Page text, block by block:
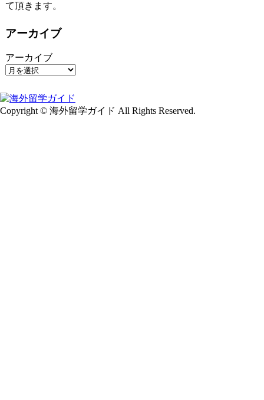
て頂きます。
アーカイブ
アーカイブ
Copyright © 海外留学ガイド All Rights Reserved.